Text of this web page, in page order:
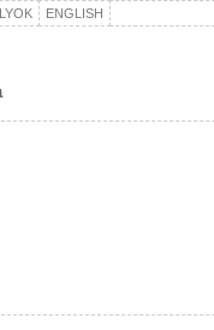
ENGLISH